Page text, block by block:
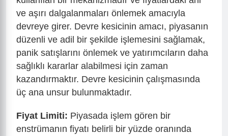
ve aşırı dalgalanmaları önlemek amacıyla
devreye girer. Devre kesicinin amacı, piyasanın
düzenli ve adil bir şekilde işlemesini sağlamak,
panik satışlarını önlemek ve yatırımcıların daha
sağlıklı kararlar alabilmesi için zaman
kazandırmaktır. Devre kesicinin çalışmasında
üç ana unsur bulunmaktadır.
Fiyat Limiti: Piyasada işlem gören bir
enstrümanın fiyatı belirli bir yüzde oranında